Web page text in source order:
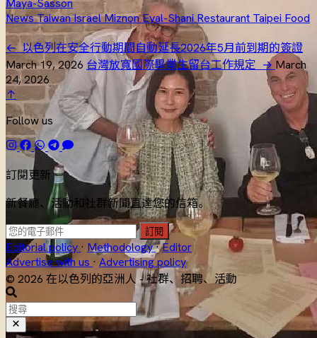
Maya-Sasson
NewsTaiwanIsraelMiznonEyal-ShaniRestaurant Taipei Food
←以色列在安全行動期間自動延長2026年5月前到期的簽證
March 19, 2026 台灣放寬國際畢業生留台工作規定 → March
24, 2026
↑
Follow us
訂閱更新
新餐廳、活動和社群新聞直達您的信箱。
訂閱
Editorial policy · Methodology·Editor
Advertise with us · Advertising policy
© 2026 在以色列的亞洲人 - 社群、招聘、活動